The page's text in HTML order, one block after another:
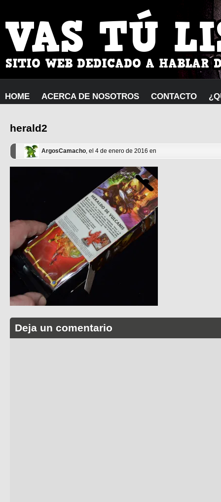
HOME ACERCA DE NOSOTROS CONTACTO
herald2
ArgosCamacho, el 4 de enero de 2016 en
Deja un comentario